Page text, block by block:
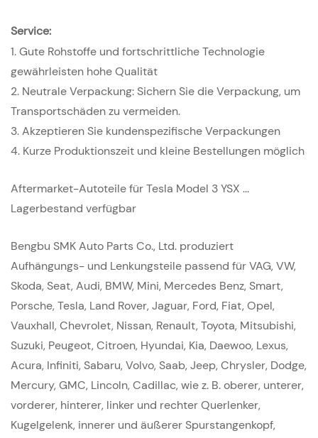
Service:
1.Gute Rohstoffe und fortschrittliche Technologie
gewährleisten hohe Qualität
2. Neutrale Verpackung: Sichern Sie die Verpackung, um
Transportschäden zu vermeiden.
3. Akzeptieren Sie kundenspezifische Verpackungen
4. Kurze Produktionszeit und kleine Bestellungen möglich
Aftermarket-Autoteile für Tesla Model 3 YSX ...
Lagerbestand verfügbar
Bengbu SMK Auto Parts Co., Ltd. produziert
Aufhängungs- und Lenkungsteile passend für VAG, VW,
Skoda, Seat, Audi, BMW, Mini, Mercedes Benz, Smart,
Porsche, Tesla, Land Rover, Jaguar, Ford, Fiat, Opel,
Vauxhall, Chevrolet, Nissan, Renault, Toyota, Mitsubishi,
Suzuki, Peugeot, Citroen, Hyundai, Kia, Daewoo, Lexus,
Acura, Infiniti, Sabaru, Volvo, Saab, Jeep, Chrysler, Dodge,
Mercury, GMC, Lincoln, Cadillac, wie z. B. oberer, unterer,
vorderer, hinterer, linker und rechter Querlenker,
Kugelgelenk, innerer und äußerer Spurstangenkopf,